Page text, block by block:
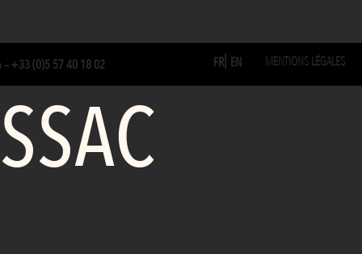
–+33 (0)5 57 40 18 02 FR EN MENTIONS LÉGALES